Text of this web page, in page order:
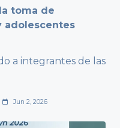
toma de
adolescentes
a integrantes de las
Jun 2, 2026